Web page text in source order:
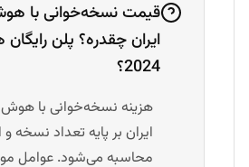
قیمت نسخه‌خوانی با
ایران چقدره؟ پلن
2024؟
هزینه نسخه‌خوانی با
ایران بر پایه تعداد نسخه و